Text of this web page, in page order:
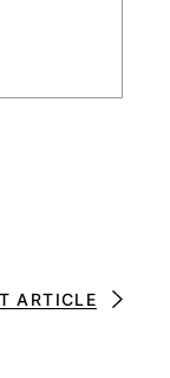
ARTICLE